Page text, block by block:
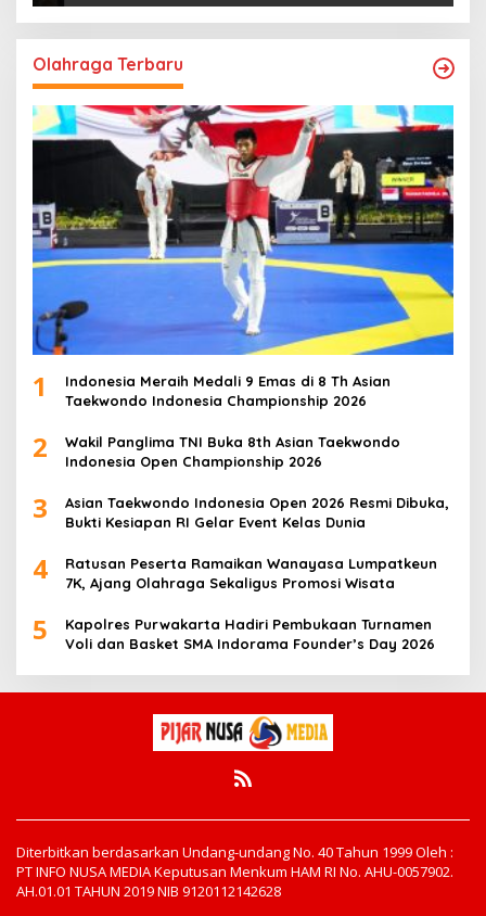
Olahraga Terbaru
1
Indonesia Meraih Medali 9 Emas di 8 Th Asian
Taekwondo Indonesia Championship 2026
2
Wakil Panglima TNI Buka 8th Asian Taekwondo
Indonesia Open Championship 2026
3
Asian Taekwondo Indonesia Open 2026 Resmi Dibuka,
Bukti Kesiapan RI Gelar Event Kelas Dunia
4
Ratusan Peserta Ramaikan Wanayasa Lumpatkeun
7K, Ajang Olahraga Sekaligus Promosi Wisata
5
Kapolres Purwakarta Hadiri Pembukaan Turnamen
Voli dan Basket SMA Indorama Founder’s Day 2026
Diterbitkan berdasarkan Undang-undang No. 40 Tahun 1999 Oleh :
PT INFO NUSA MEDIA Keputusan Menkum HAM RI No. AHU-0057902.
AH.01.01 TAHUN 2019 NIB 9120112142628